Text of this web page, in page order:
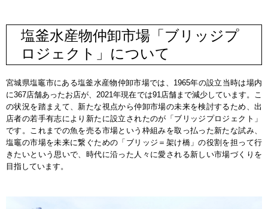
塩釜水産物仲卸市場「ブリッジプ
ロジェクト」について
宮城県塩竈市にある塩釜水産物仲卸市場では、1965年の設立当時は場内
に367店舗あったお店が、2021年現在では91店舗まで減少しています。こ
の状況を踏まえて、新たな視点から仲卸市場の未来を検討するため、出
店者の若手有志により新たに設立されたのが「ブリッジプロジェクト」
です。これまでの魚を売る市場という枠組みを取っ払った新たな試み、
塩竈の市場を未来に繋ぐための「ブリッジ＝架け橋」の役割を担って行
きたいという思いで、時代に沿った人々に愛される新しい市場づくりを
目指しています。